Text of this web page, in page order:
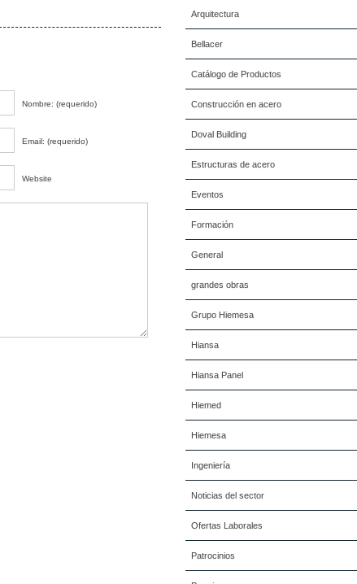
Arquitectura
Bellacer
Catálogo de Productos
Construcción en acero
Doval Building
Estructuras de acero
Eventos
Formación
General
grandes obras
Grupo Hiemesa
Hiansa
Hiansa Panel
Hiemed
Hiemesa
Ingeniería
Noticias del sector
Ofertas Laborales
Patrocinios
Nombre: (requerido)
Email: (requerido)
Website